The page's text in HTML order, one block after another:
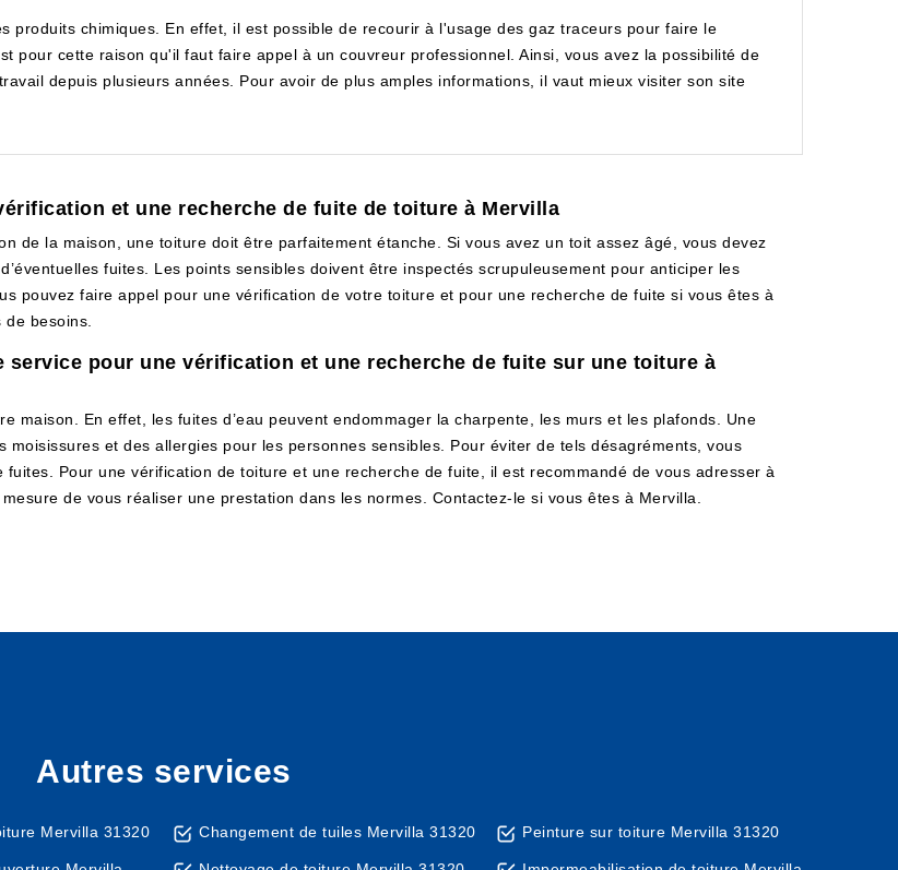
produits chimiques. En effet, il est possible de recourir à l'usage des gaz traceurs pour faire le
pour cette raison qu'il faut faire appel à un couvreur professionnel. Ainsi, vous avez la possibilité de
depuis plusieurs années. Pour avoir de plus amples informations, il vaut mieux visiter son site
et une recherche de fuite de toiture à Mervilla
de la maison, une toiture doit être parfaitement étanche. Si vous avez un toit assez âgé, vous devez
fuites. Les points sensibles doivent être inspectés scrupuleusement pour anticiper les
pouvez faire appel pour une vérification de votre toiture et pour une recherche de fuite si vous êtes à
besoins.
service pour une vérification et une recherche de fuite sur une toiture à
maison. En effet, les fuites d’eau peuvent endommager la charpente, les murs et les plafonds. Une
moisissures et des allergies pour les personnes sensibles. Pour éviter de tels désagréments, vous
Pour une vérification de toiture et une recherche de fuite, il est recommandé de vous adresser à
de vous réaliser une prestation dans les normes. Contactez-le si vous êtes à Mervilla.
Autres services
Mervilla 31320 Changement de tuiles Mervilla 31320 Peinture sur toiture Mervilla 31320